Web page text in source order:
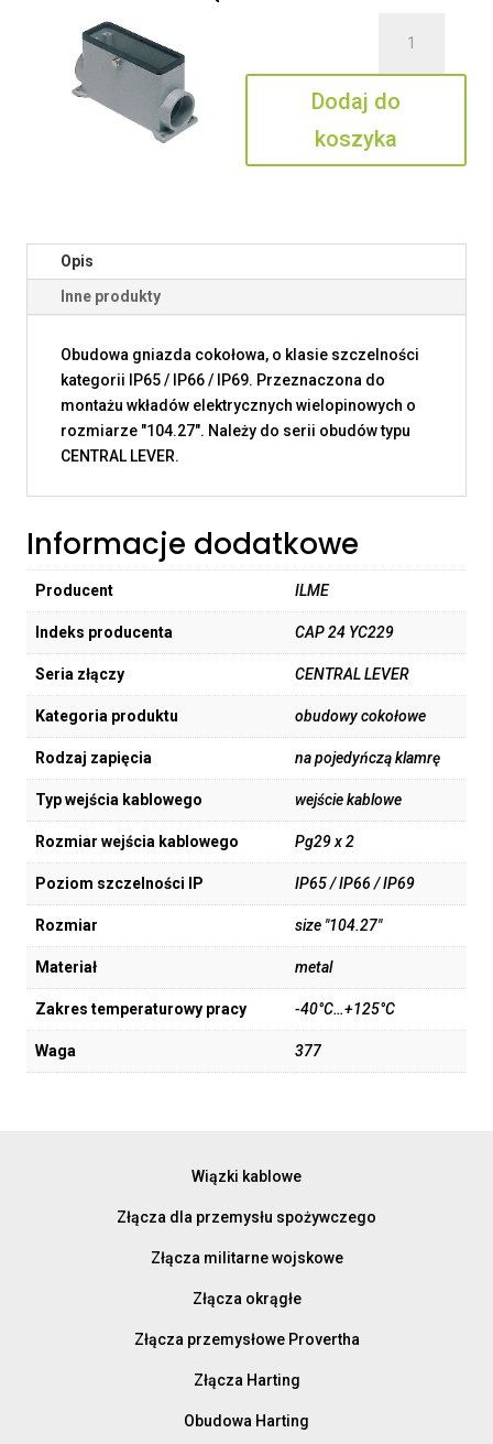
24
YC229
Dodaj do
koszyka
Opis
Inne produkty
Obudowa gniazda cokołowa, o klasie szczelności
kategorii IP65 / IP66 / IP69. Przeznaczona do
montażu wkładów elektrycznych wielopinowych o
rozmiarze "104.27". Należy do serii obudów typu
CENTRAL LEVER.
Informacje dodatkowe
Producent ILME
Indeks producenta CAP 24 YC229
Seria złączy CENTRAL LEVER
Kategoria produktu obudowy cokołowe
Rodzaj zapięcia na pojedyńczą klamrę
Typ wejścia kablowego wejście kablowe
Rozmiar wejścia kablowego Pg29 x 2
Poziom szczelności IP IP65 / IP66 / IP69
Rozmiar size "104.27"
Materiał metal
Zakres temperaturowy pracy -40°C…+125°C
Waga 377
Wiązki kablowe
Złącza dla przemysłu spożywczego
Złącza militarne wojskowe
Złącza okrągłe
Złącza przemysłowe Provertha
Złącza Harting
Obudowa Harting